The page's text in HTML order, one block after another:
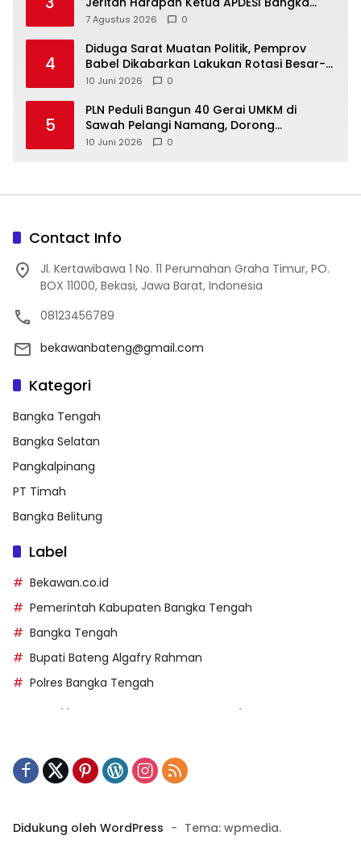
Tengah untuk PLN Babel
7 Agustus 2026 0
4
‎Diduga Sarat Muatan Politik, Pemprov
Babel Dikabarkan Lakukan Rotasi Besar-
10 Juni 2026 0
5
‎PLN Peduli Bangun 40 Gerai UMKM di
Sawah Pelangi Namang, Dorong
10 Juni 2026 0
Contact Info
Jl. Kertawibawa 1 No. 11 Perumahan Graha Timur, PO.
BOX 11000, Bekasi, Jawa Barat, Indonesia
08123456789
bekawanbateng@gmail.com
Kategori
Bangka Tengah
Bangka Selatan
Pangkalpinang
PT Timah
Bangka Belitung
Label
Bekawan.co.id
Pemerintah Kabupaten Bangka Tengah
Bangka Tengah
Bupati Bateng Algafry Rahman
Polres Bangka Tengah
https://kecsitim.sitarokab.go.id/
Didukung oleh WordPress - Tema: wpmedia.